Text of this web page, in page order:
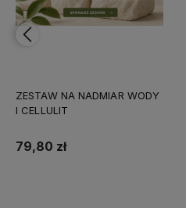
ZESTAW NA NADMIAR WODY
I CELLULIT
79,80 zł